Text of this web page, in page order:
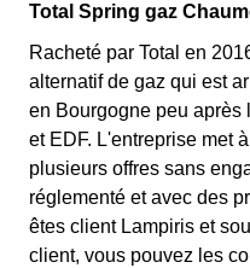
Total Spring gaz
Racheté par Total en
alternatif de gaz qui est
en Bourgogne peu après
et EDF. L'entreprise met
plusieurs offres sans
réglementé et avec des
êtes client Lampiris et
client, vous pouvez les